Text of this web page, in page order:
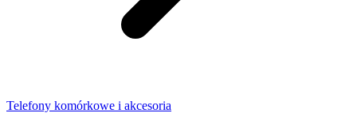
Telefony komórkowe i akcesoria